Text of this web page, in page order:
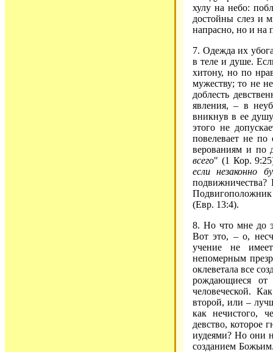
хулу на небо:
достойны слез и
напрасно, но и на
7. Одежда их
в теле и душе.
хитону, но по
мужеству; то не
доблесть
явления, – в
вникнув в ее
этого не
повелевает не
верованиям и по
всего" (1 Кор.
если незаконно
(Евр. 13:4).
8. Но что мне до
Вот это, – о,
учение не
непомерным
оклеветала все
рождающиеся
человеческой.
второй, или –
как нечистого,
девство, которое
иудеями? Но они
созданием